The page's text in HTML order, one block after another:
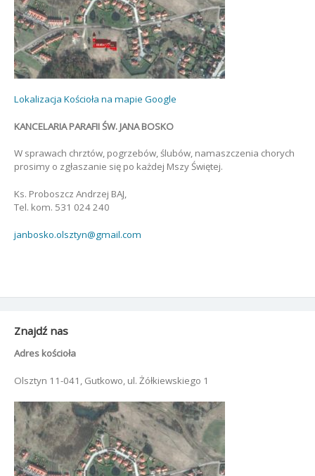
Lokalizacja Kościoła na mapie Google
KANCELARIA PARAFII ŚW. JANA BOSKO
W sprawach chrztów, pogrzebów, ślubów, namaszczenia chorych
prosimy o zgłaszanie się po każdej Mszy Świętej.
Ks. Proboszcz Andrzej BAJ,
Tel. kom. 531 024 240
janbosko.olsztyn@gmail.com
Znajdź nas
Adres kościoła
Olsztyn 11-041, Gutkowo, ul. Żółkiewskiego 1